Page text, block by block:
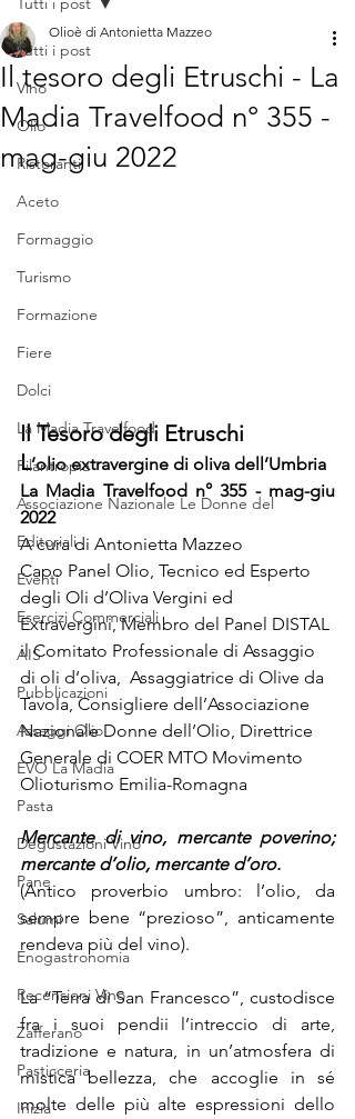
Tutti i post
Vino
Olio
Ristoranti
Aceto
Formaggio
Turismo
Formazione
Fiere
Dolci
La Madia Travelfood
Filantropia
Associazione Nazionale Le Donne del
Editoriali
Eventi
Esercizi Commerciali
AIS
Pubblicazioni
Assaggi Olio
EVO La Madia
Pasta
Degustazioni Vino
Pane
Salumi
Enogastronomia
Recensioni Vino
Zafferano
Pasticceria
Inizia
Il tesoro degli Etruschi - La
Madia Travelfood n° 355 -
mag-giu 2022
Olioè di Antonietta Mazzeo
Il Tesoro degli Etruschi
L’olio extravergine di oliva dell’Umbria
La Madia Travelfood n° 355 - mag-giu
2022
A cura di Antonietta Mazzeo
Capo Panel Olio, Tecnico ed Esperto
degli Oli d’Oliva Vergini ed
Extravergini, Membro del Panel DISTAL
il Comitato Professionale di Assaggio
di oli d’oliva,  Assaggiatrice di Olive da
Tavola, Consigliere dell’Associazione
Nazionale Donne dell’Olio, Direttrice
Generale di COER MTO Movimento
Olioturismo Emilia-Romagna
Mercante di vino, mercante poverino;
mercante d’olio, mercante d’oro.
(Antico proverbio umbro: l’olio, da
sempre bene “prezioso”, anticamente
rendeva più del vino).
La “Terra di San Francesco”, custodisce
fra i suoi pendii l’intreccio di arte,
tradizione e natura, in un’atmosfera di
mistica bellezza, che accoglie in sé
molte delle più alte espressioni dello